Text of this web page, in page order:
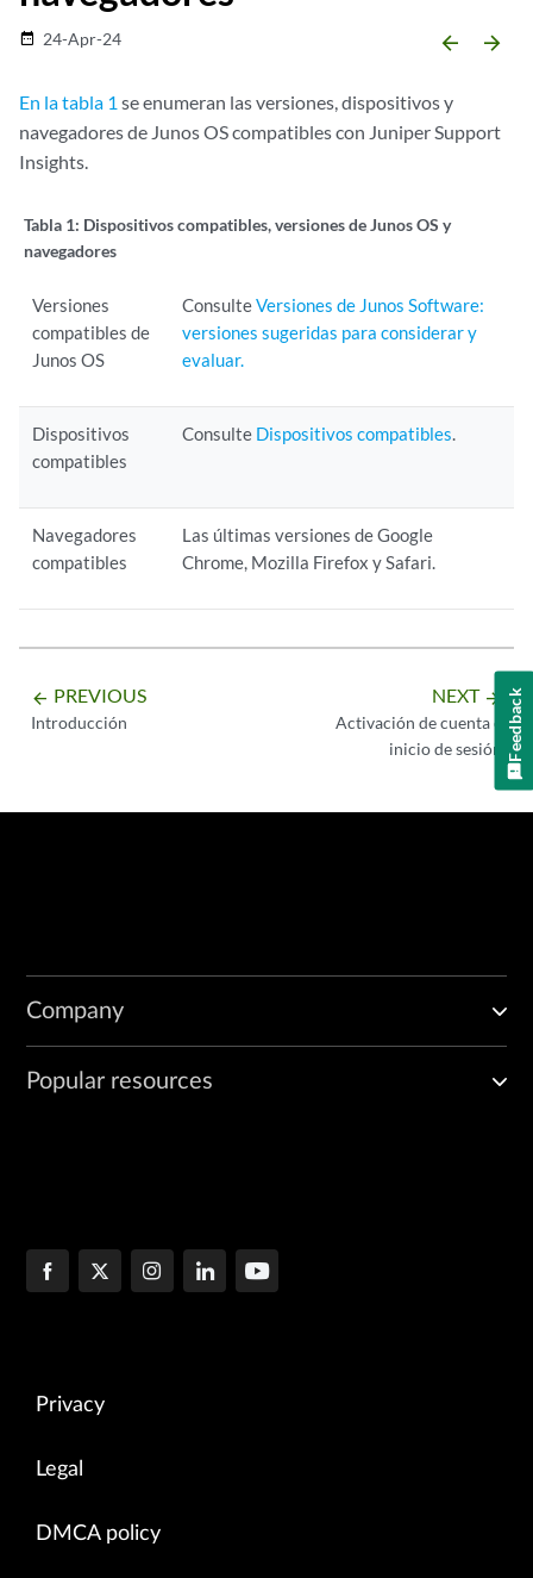
date_range 24-Apr-24 arrow_backward arrow_forward
En la tabla 1 se enumeran las versiones, dispositivos y
navegadores de Junos OS compatibles con Juniper Support
Insights.
Tabla 1: Dispositivos compatibles, versiones de Junos OS y
navegadores
Versiones
compatibles de
Junos OS
ConsulteVersiones de Junos Software:
versiones sugeridas para considerar y
evaluar.
Dispositivos
compatibles
Consulte Dispositivos compatibles.
Navegadores
compatibles
Las últimas versiones de Google
Chrome, Mozilla Firefox y Safari.
arrow_backward PREVIOUS
Introducción
NEXT arrow_forward
Activación de cuenta e
inicio de sesión
Company
Popular resources
Privacy
Legal
DMCA policy
Feedback